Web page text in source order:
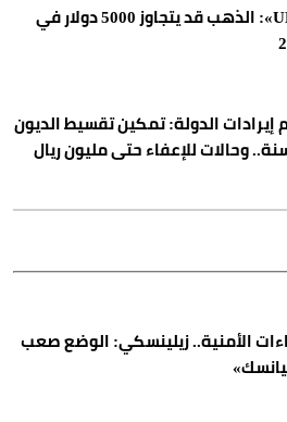
«UBS»: الذهب قد يتجاوز 5000 دولار في
إيرادات الدولة: تمكين تقسيط الديون
الأمنية.. زيلينسكي: الوضع صعب